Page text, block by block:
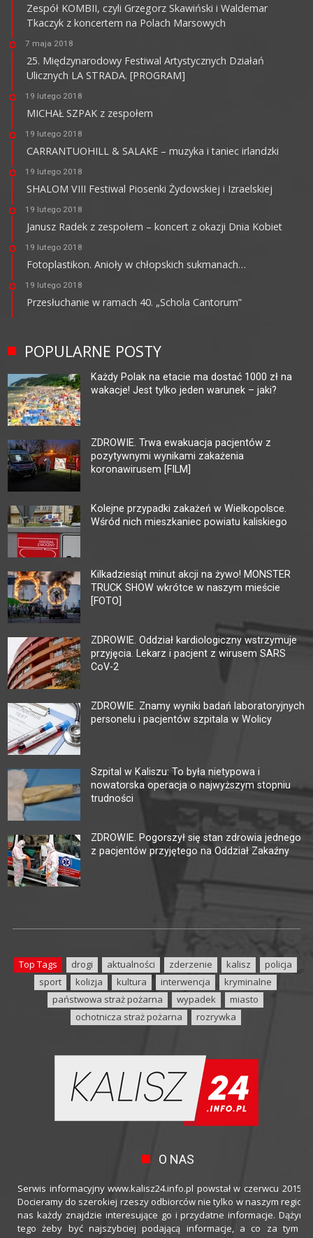
Zespół KOMBII, czyli Grzegorz Skawiński i Waldemar
Tkaczyk z koncertem na Polach Marsowych
7 maja 2018
25. Międzynarodowy Festiwal Artystycznych Działań
Ulicznych LA STRADA. [PROGRAM]
19 lutego 2018
MICHAŁ SZPAK z zespołem
19 lutego 2018
CARRANTUOHILL & SALAKE – muzyka i taniec irlandzki
19 lutego 2018
SHALOM VIII Festiwal Piosenki Żydowskiej i Izraelskiej
19 lutego 2018
Janusz Radek z zespołem – koncert z okazji Dnia Kobiet
19 lutego 2018
Fotoplastikon. Anioły w chłopskich sukmanach…
19 lutego 2018
Przesłuchanie w ramach 40. „Schola Cantorum”
POPULARNE POSTY
Każdy Polak na etacie ma dostać 1000 zł na
wakacje! Jest tylko jeden warunek – jaki?
ZDROWIE. Trwa ewakuacja pacjentów z
pozytywnymi wynikami zakażenia
koronawirusem [FILM]
Kolejne przypadki zakażeń w Wielkopolsce.
Wśród nich mieszkaniec powiatu kaliskiego
Kilkadziesiąt minut akcji na żywo! MONSTER
TRUCK SHOW wkrótce w naszym mieście
[FOTO]
ZDROWIE. Oddział kardiologiczny wstrzymuje
przyjęcia. Lekarz i pacjent z wirusem SARS
CoV-2
ZDROWIE. Znamy wyniki badań laboratoryjnych
personelu i pacjentów szpitala w Wolicy
Szpital w Kaliszu: To była nietypowa i
nowatorska operacja o najwyższym stopniu
trudności
ZDROWIE. Pogorszył się stan zdrowia jednego
z pacjentów przyjętego na Oddział Zakaźny
Top Tags drogi aktualności zderzenie kalisz
policja
sport
kolizja kultura interwencja
kryminalne
państwowa straż pożarna
wypadek
miasto
ochotnicza straż pożarna
rozrywka
O NAS
Serwis informacyjny www.kalisz24.info.pl powstał w czerwcu 2015
Docieramy do szerokiej rzeszy odbiorców nie tylko w naszym
nas każdy znajdzie interesujące go i przydatne informacje.
tego żeby być najszybciej podającą informacje, a co za tym